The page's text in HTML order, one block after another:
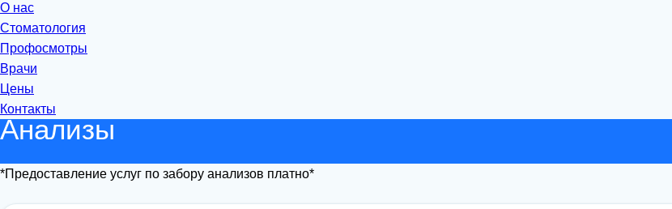
О нас
Стоматология
Профосмотры
Врачи
Цены
Контакты
Анализы
*Предоставление услуг по забору анализов платно*